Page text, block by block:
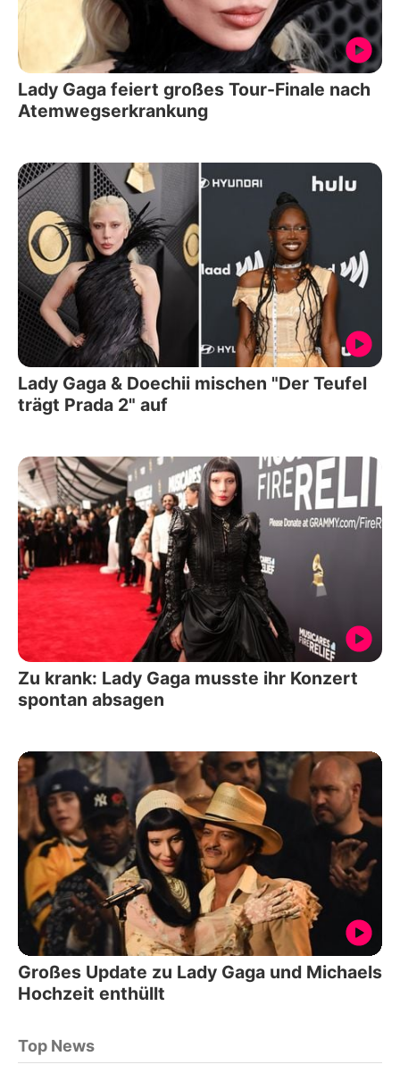
Lady Gaga feiert großes Tour-Finale nach
Atemwegserkrankung
Lady Gaga & Doechii mischen "Der Teufel
trägt Prada 2" auf
Zu krank: Lady Gaga musste ihr Konzert
spontan absagen
Großes Update zu Lady Gaga und Michaels
Hochzeit enthüllt
Top News